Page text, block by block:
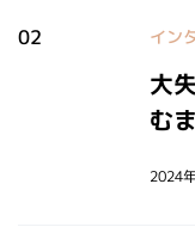
02 イン
大
む
2024